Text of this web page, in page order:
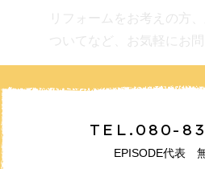
リフォームをお考えの方
ついてなど、お気軽にお
TEL.080-
EPISODE代表